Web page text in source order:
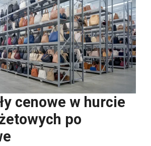
cenowe w hurcie
po